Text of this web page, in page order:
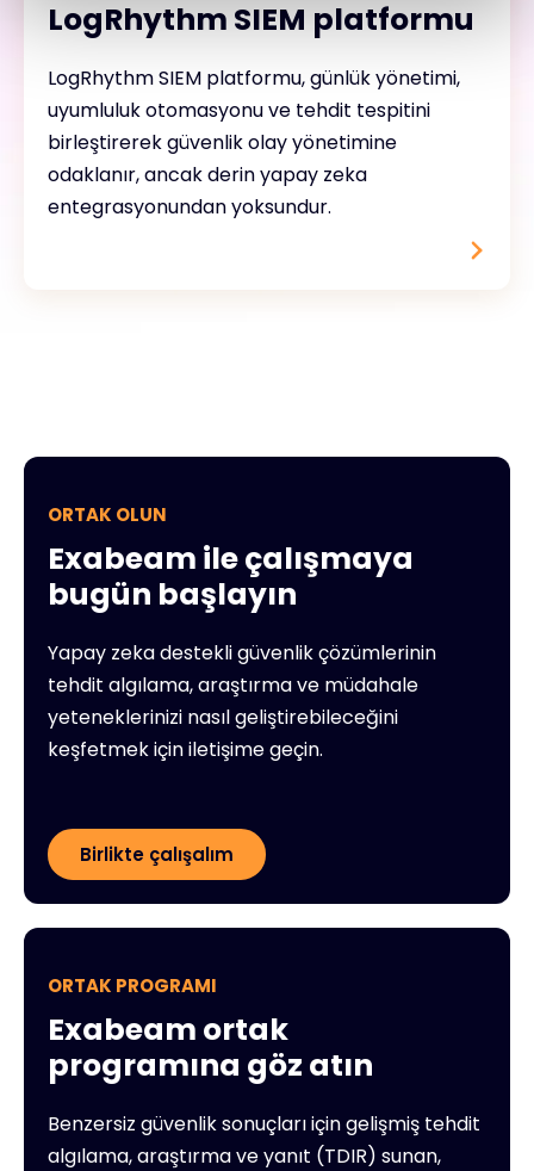
LogRhythm SIEM platformu
LogRhythm SIEM platformu, günlük yönetimi,
uyumluluk otomasyonu ve tehdit tespitini
birleştirerek güvenlik olay yönetimine
odaklanır, ancak derin yapay zeka
entegrasyonundan yoksundur.
ORTAK OLUN
Exabeam ile çalışmaya
bugün başlayın
Yapay zeka destekli güvenlik çözümlerinin
tehdit algılama, araştırma ve müdahale
yeteneklerinizi nasıl geliştirebileceğini
keşfetmek için iletişime geçin.
Birlikte çalışalım
ORTAK PROGRAMI
Exabeam ortak
programına göz atın
Benzersiz güvenlik sonuçları için gelişmiş tehdit
algılama, araştırma ve yanıt (TDIR) sunan,